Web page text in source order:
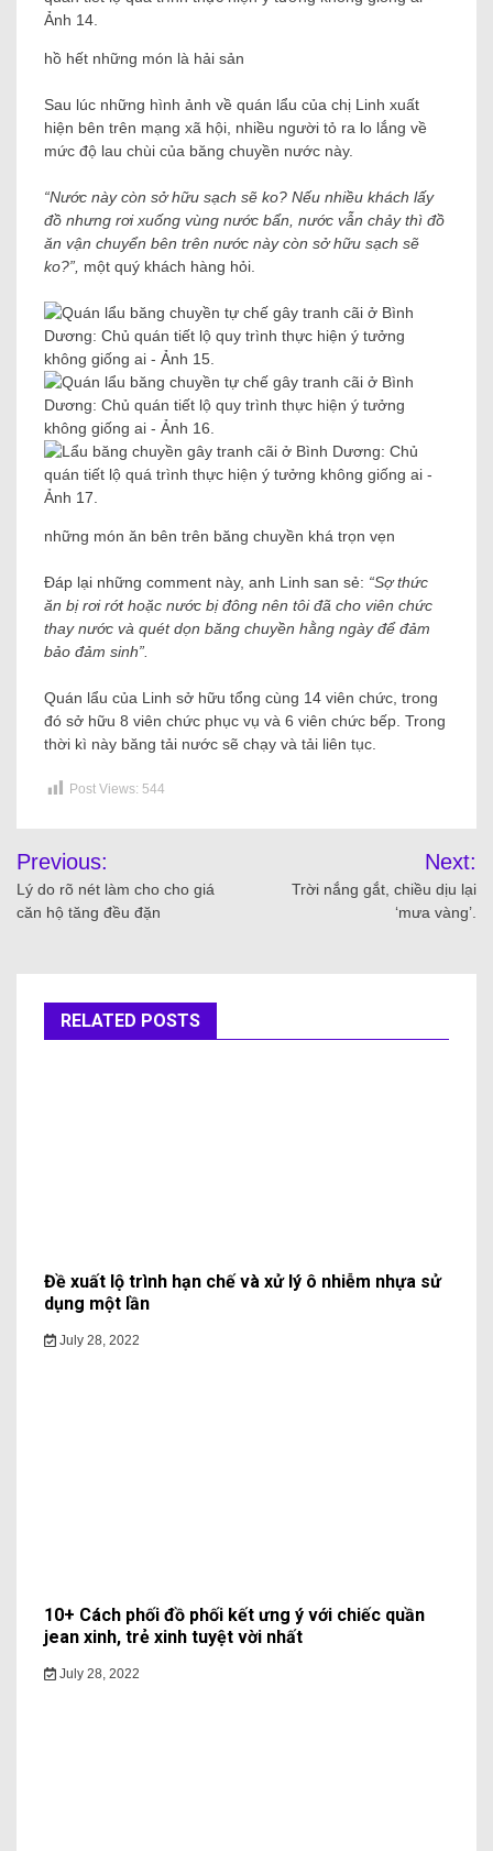
hồ hết những món là hải sản
Sau lúc những hình ảnh về quán lẩu của chị Linh xuất
hiện bên trên mạng xã hội, nhiều người tỏ ra lo lắng về
mức độ lau chùi của băng chuyền nước này.
“Nước này còn sở hữu sạch sẽ ko? Nếu nhiều khách lấy
đồ nhưng rơi xuống vùng nước bẩn, nước vẫn chảy thì đồ
ăn vận chuyển bên trên nước này còn sở hữu sạch sẽ
ko?”, một quý khách hàng hỏi.
những món ăn bên trên băng chuyền khá trọn vẹn
Đáp lại những comment này, anh Linh san sẻ: “Sợ thức
ăn bị rơi rớt hoặc nước bị đông nên tôi đã cho viên chức
thay nước và quét dọn băng chuyền hằng ngày để đảm
bảo đảm sinh”.
Quán lẩu của Linh sở hữu tổng cùng 14 viên chức, trong
đó sở hữu 8 viên chức phục vụ và 6 viên chức bếp. Trong
thời kì này băng tải nước sẽ chạy và tải liên tục.
Post Views: 544
Previous:
Lý do rõ nét làm cho cho giá
căn hộ tăng đều đặn
Next:
Trời nắng gắt, chiều dịu lại
‘mưa vàng’.
RELATED POSTS
Đề xuất lộ trình hạn chế và xử lý ô nhiễm nhựa sử
dụng một lần
July 28, 2022
10+ Cách phối đồ phối kết ưng ý với chiếc quần
jean xinh, trẻ xinh tuyệt vời nhất
July 28, 2022